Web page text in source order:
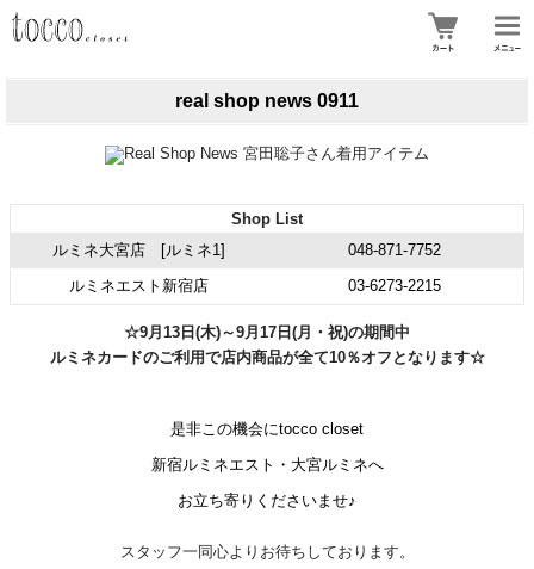
real shop news 0911
Shop List
ルミネ大宮店 [ルミネ1]
048-871-7752
ルミネエスト新宿店
03-6273-2215
☆9月13日(木)～9月17日(月・祝)の期間中
ルミネカードのご利用で店内商品が全て10％オフ となります☆
是非この機会にtocco closet
新宿ルミネエスト・大宮ルミネへ
お立ち寄りくださいませ♪
スタッフ一同心よりお待ちしております。